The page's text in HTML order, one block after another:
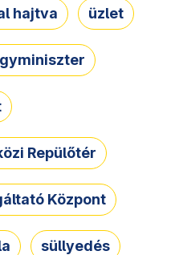
hajtva üzlet
Repülőtér
Központ
süllyedés